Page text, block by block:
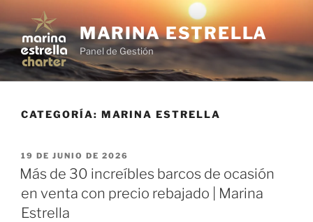
contenido
MARINA ESTRELLA
Panel de Gestión
CATEGORÍA: MARINA ESTRELLA
PUBLICADO
EL
19 DE JUNIO DE 2026
Más de 30 increíbles barcos de ocasión
en venta con precio rebajado | Marina
Estrella